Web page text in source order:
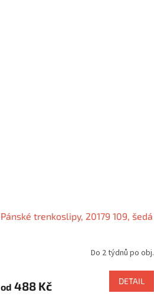
Pánské trenkoslipy, 20179 109, šedá
Do 2 týdnů po obj.
od 488 Kč DETAIL